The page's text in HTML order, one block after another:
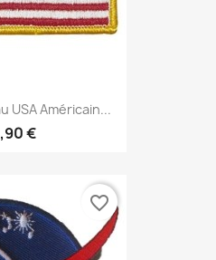
USA Américain...
€
favorite_border